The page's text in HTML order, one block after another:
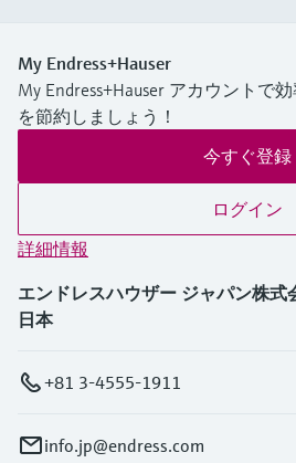
My Endress+Hauser
My Endress+Hauser アカウントで
を節約しましょう！
今すぐ登録
ログイン
詳細情報
エンドレスハウザー ジャパン株式
日本
+81 3-4555-1911
info.jp@endress.com